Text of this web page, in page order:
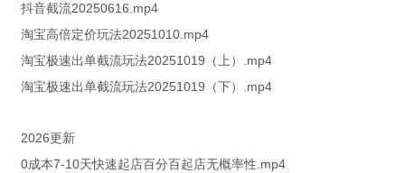
抖音截流20250616.mp4
淘宝高倍定价玩法20251010.mp4
淘宝极速出单截流玩法20251019（上）.mp4
淘宝极速出单截流玩法20251019（下）.mp4
2026更新
0成本7-10天快速起店百分百起店无概率性.mp4